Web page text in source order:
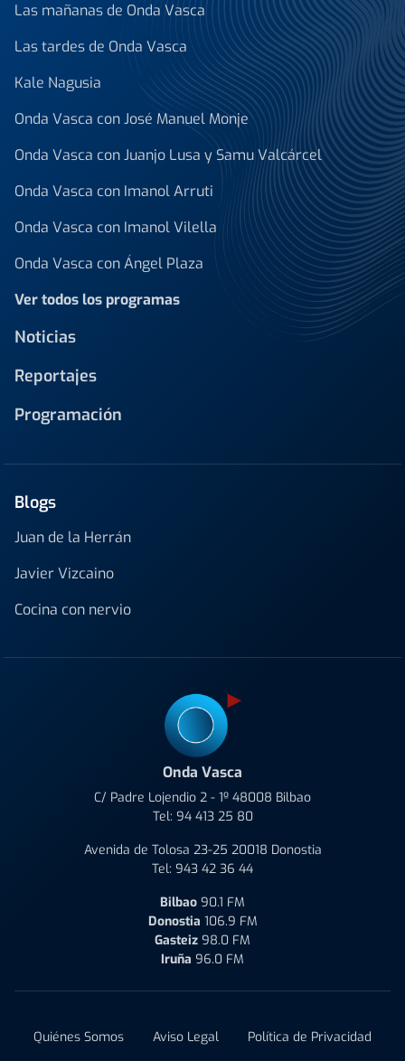
Las mañanas de Onda Vasca
Las tardes de Onda Vasca
Kale Nagusia
Onda Vasca con José Manuel Monje
Onda Vasca con Juanjo Lusa y Samu Valcárcel
Onda Vasca con Imanol Arruti
Onda Vasca con Imanol Vilella
Onda Vasca con Ángel Plaza
Ver todos los programas
Noticias
Reportajes
Programación
Blogs
Juan de la Herrán
Javier Vizcaino
Cocina con nervio
Onda Vasca
C/ Padre Lojendio 2 - 1º 48008 Bilbao
Tel: 94 413 25 80
Avenida de Tolosa 23-25 20018 Donostia
Tel: 943 42 36 44
Bilbao 90.1 FM
Donostia 106.9 FM
Gasteiz 98.0 FM
Iruña 96.0 FM
Quiénes Somos Aviso Legal
Política de Privacidad